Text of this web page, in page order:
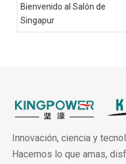
Bienvenido al Salón de
Singapur
Innovación, ciencia y
Hacemos lo que amas,